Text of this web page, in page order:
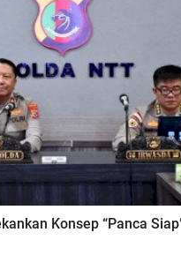
Konsep “Panca